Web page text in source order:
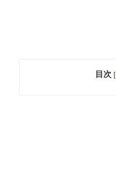
目次 [